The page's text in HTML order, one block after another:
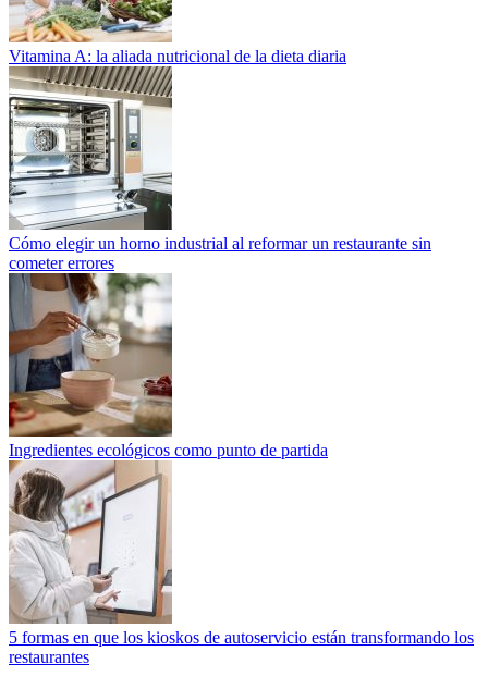
Vitamina A: la aliada nutricional de la dieta diaria
Cómo elegir un horno industrial al reformar un restaurante sin
cometer errores
Ingredientes ecológicos como punto de partida
5 formas en que los kioskos de autoservicio están transformando los
restaurantes